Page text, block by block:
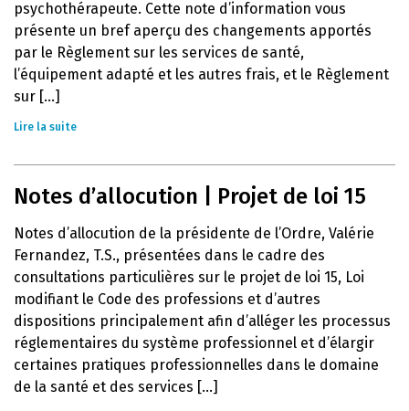
psychothérapeute. Cette note d’information vous
présente un bref aperçu des changements apportés
par le Règlement sur les services de santé,
l’équipement adapté et les autres frais, et le Règlement
sur [...]
Lire la suite
Notes d’allocution | Projet de loi 15
Notes d’allocution de la présidente de l’Ordre, Valérie
Fernandez, T.S., présentées dans le cadre des
consultations particulières sur le projet de loi 15, Loi
modifiant le Code des professions et d’autres
dispositions principalement afin d’alléger les processus
réglementaires du système professionnel et d’élargir
certaines pratiques professionnelles dans le domaine
de la santé et des services [...]